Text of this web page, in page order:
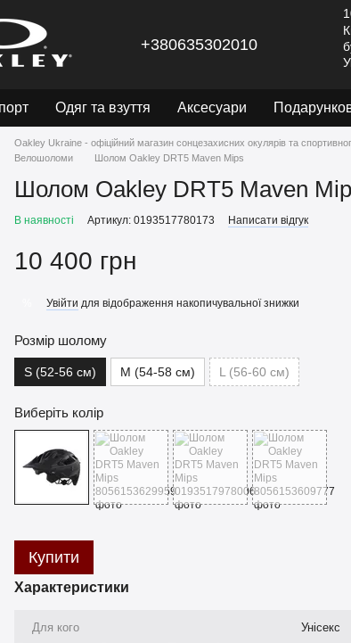
+380635302010
Одяг та взуття Аксесуари
Oakley Ukraine - офіційний магазин сонцезахисних окулярів та
Велошоломи
Шолом Oakley DRT5 Maven Mips
Шолом Oakley DRT5 Maven
В наявності Артикул: 0193517780173 Написати відгук
10 400 грн
Увійти для відображення накопичувальної знижки
Розмір шолому
S (52-56 см) M (54-58 см) L (56-60 см)
Виберіть колір
Купити
Характеристики
Для кого Унісекс